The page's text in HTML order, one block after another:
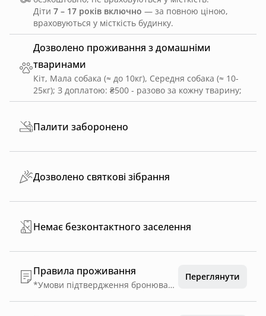
Дозволено проживання з домашніми
тваринами
Кіт, Мала собака (≈ до 10кг), Середня собака (≈ 10-
25кг); З доплатою: ₴500 - разово за кожну тварину;
Діти 7 – 17 років включно — за повною ціною,
враховуються у місткість будинку.
Палити заборонено
Дозволено святкові зібрання
Немає безконтактного заселення
Правила проживання
*Умови підтвердження бронювання:* Для створення бронювання гість сплачує 10% вартості проживання через платформу HutsHub. Після створення бронювання та перед його підтвердженням комплекс додатково приймає передоплату на власні реквізити. Деталі щодо суми та реквізити для оплати надсилаються гостю окремо після оформлення бронювання. Бронювання вважається підтвердженим лише після внесення додаткової передоплати. Решта суми за проживання оплачується при заселенні.
Переглянути